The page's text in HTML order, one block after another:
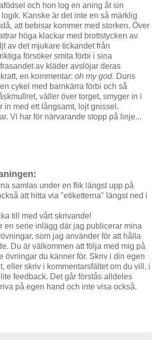
och hon log en aning åt sin
Kanske är det inte en så märklig
att bebisar kommer med storken. Över
höga klackar med brottstycken av
av det mjukare tickandet från
försöker smita förbi i sina
av kläder avslöjar deras
en kommentar: oh my god. Duns
cykel med barnkärra förbi och så
väller över torget, smyger in i
in med ett långsamt, lojt gnissel.
Vi har för närvarande stopp på linje...
samlas under en flik längst upp på
att hitta via "etiketterna" längst ned i
till med vårt skrivande!
en serie inlägg där jag publicerar mina
som jag använder för att hålla
Du är välkommen att följa med mig på
övningar du känner för. Skriv i din egen
eller skriv i kommentarsfältet om du vill, i
feedback. Det går förstås alldeles
på egen hand och inte visa också.